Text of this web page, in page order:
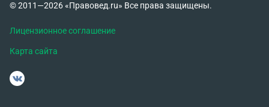
© 2011—2026 «Правовед.ru» Все права защищены.
Лицензионное соглашение
Карта сайта